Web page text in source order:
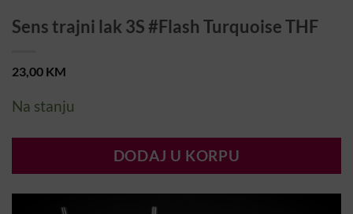
Sens trajni lak 3S #Flash Turquoise THF
23,00 KM
Na stanju
DODAJ U KORPU